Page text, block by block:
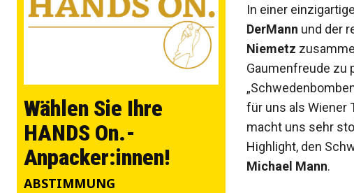
Wählen Sie Ihre
HANDS On.-
Anpacker:innen!
ABSTIMMUNG
In einer
DerMann und der
Niemetz
Gaumenfreude zu
für uns als Wiener
macht uns sehr
Highlight, den
Michael Mann.